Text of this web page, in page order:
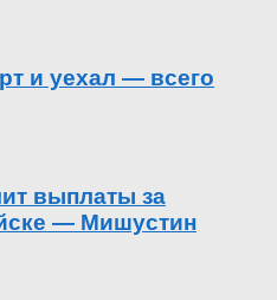
и уехал — всего
выплаты за
— Мишустин